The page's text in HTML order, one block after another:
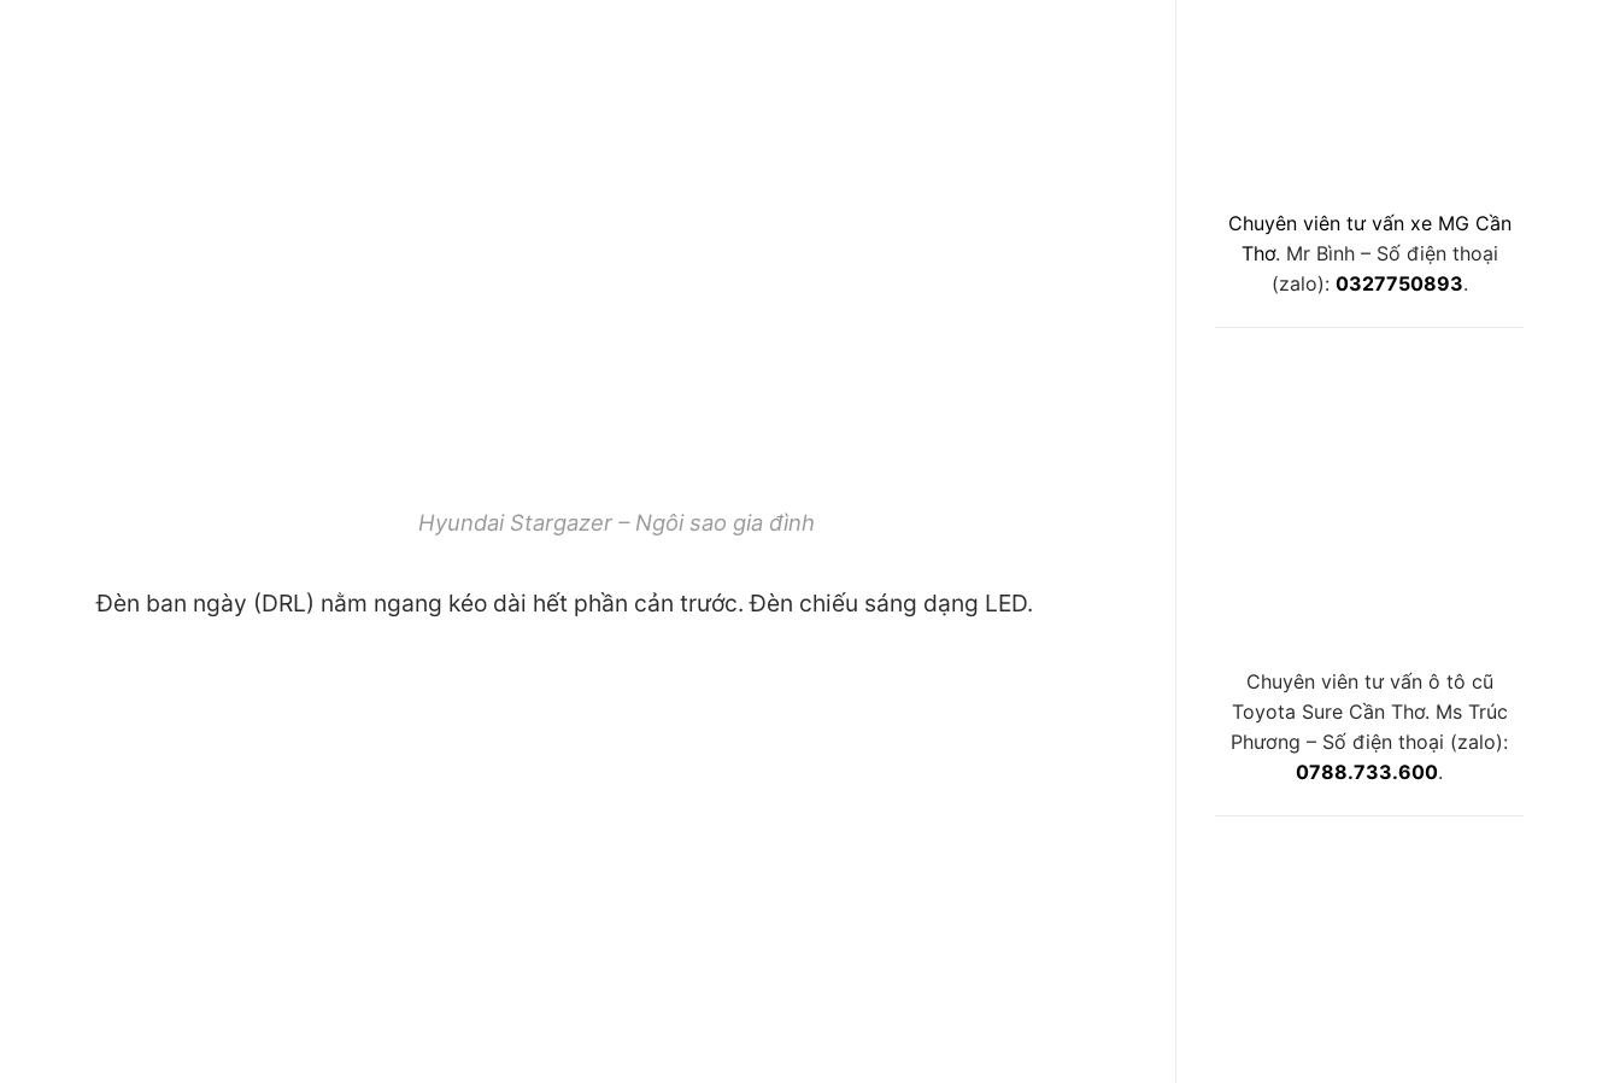
Hyundai Stargazer – Ngôi sao gia đình
Đèn ban ngày (DRL) nằm ngang kéo dài hết phần cản trước. Đèn chiếu sáng dạng LED.
Chuyên viên tư vấn xe MG Cần
Thơ. Mr Bình – Số điện thoại
(zalo): 0327750893.
Chuyên viên tư vấn ô tô cũ
Toyota Sure Cần Thơ. Ms Trúc
Phương – Số điện thoại (zalo):
0788.733.600.